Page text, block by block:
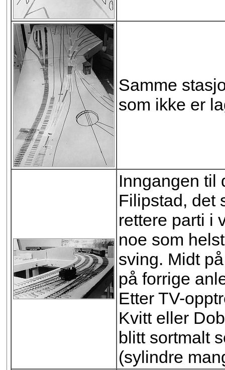
Samme
som ikke er
Inngangen til
Filipstad, det
rettere parti i
noe som
sving. Midt
på forrige
Etter TV-
Kvitt eller
blitt sortmalt
(sylindre